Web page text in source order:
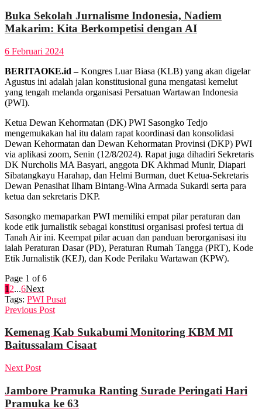
Buka Sekolah Jurnalisme Indonesia, Nadiem
Makarim: Kita Berkompetisi dengan AI
6 Februari 2024
BERITAOKE.id –Kongres Luar Biasa (KLB) yang akan digelar
Agustus ini adalah jalan konstitusional guna mengatasi kemelut
yang tengah melanda organisasi Persatuan Wartawan Indonesia
(PWI).
Ketua Dewan Kehormatan (DK) PWI Sasongko Tedjo
mengemukakan hal itu dalam rapat koordinasi dan konsolidasi
Dewan Kehormatan dan Dewan Kehormatan Provinsi (DKP) PWI
via aplikasi zoom, Senin (12/8/2024). Rapat juga dihadiri Sekretaris
DK Nurcholis MA Basyari, anggota DK Akhmad Munir, Diapari
Sibatangkayu Harahap, dan Helmi Burman, duet Ketua-Sekretaris
Dewan Penasihat Ilham Bintang-Wina Armada Sukardi serta para
ketua dan sekretaris DKP.
Sasongko memaparkan PWI memiliki empat pilar peraturan dan
kode etik jurnalistik sebagai konstitusi organisasi profesi tertua di
Tanah Air ini. Keempat pilar acuan dan panduan berorganisasi itu
ialah Peraturan Dasar (PD), Peraturan Rumah Tangga (PRT), Kode
Etik Jurnalistik (KEJ), dan Kode Perilaku Wartawan (KPW).
Page 1 of 6
1 2...6Next
Tags: PWI Pusat
Previous Post
Kemenag Kab Sukabumi Monitoring KBM MI
Baitussalam Cisaat
Next Post
Jambore Pramuka Ranting Surade Peringati Hari
Pramuka ke 63